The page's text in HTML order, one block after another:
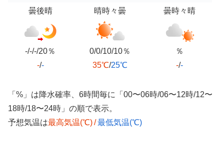
曇後晴
-/-/-/20％
-/-
晴時々曇
0/0/10/10％
35℃/25℃
曇時々晴
％
-/-
「%」は降水確率、6時間毎に「00〜06時/06〜12時/12〜
18時/18〜24時」の順で表示。
予想気温は最高気温(℃)/最低気温(℃)